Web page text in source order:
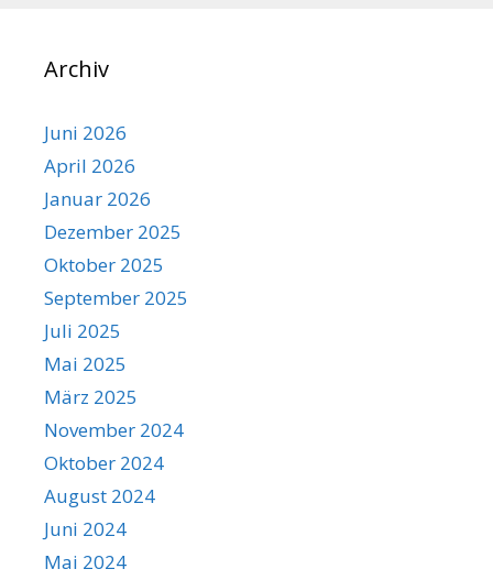
Archiv
Juni 2026
April 2026
Januar 2026
Dezember 2025
Oktober 2025
September 2025
Juli 2025
Mai 2025
März 2025
November 2024
Oktober 2024
August 2024
Juni 2024
Mai 2024